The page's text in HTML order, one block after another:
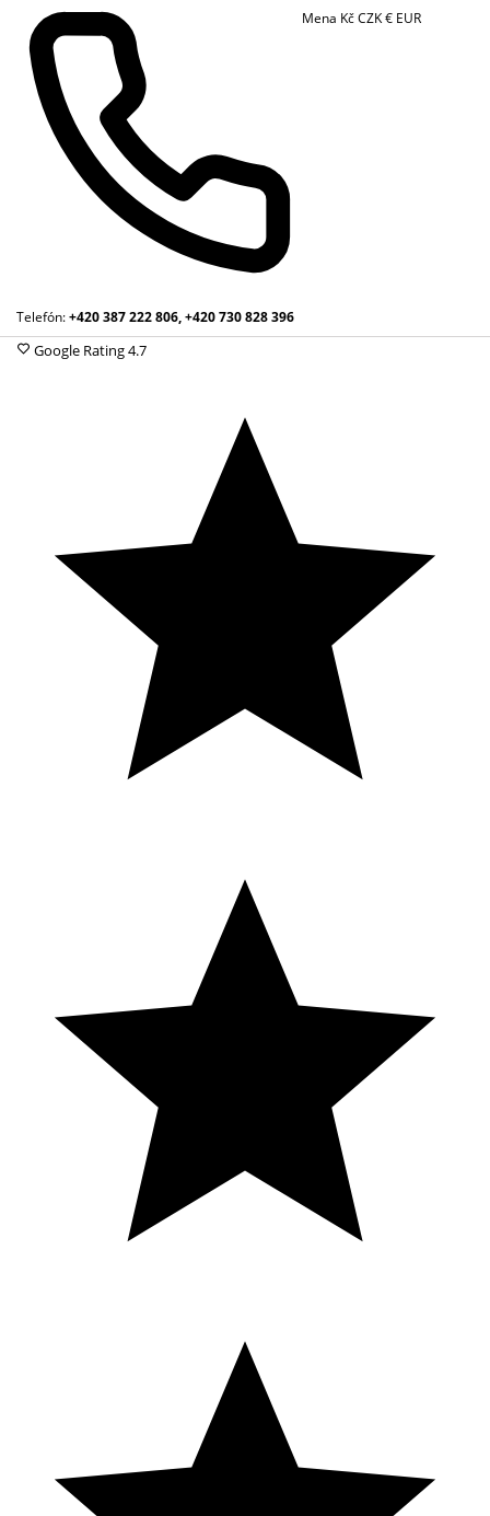
Telefón:+420 387 222 806, +420 730 828 396
Mena KčCZK€ EUR
Google Rating4.7